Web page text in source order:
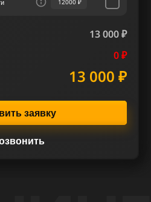
12000 ₽
13 000 ₽
0 ₽
13 000 ₽
заявку